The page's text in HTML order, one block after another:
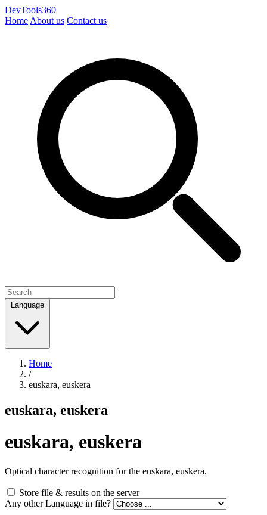
DevTools360
Home About us Contact us
Language
Home
/
euskara, euskera
euskara, euskera
euskara, euskera
Optical character recognition for the euskara, euskera.
Store file & results on the server
Any other Language in file?